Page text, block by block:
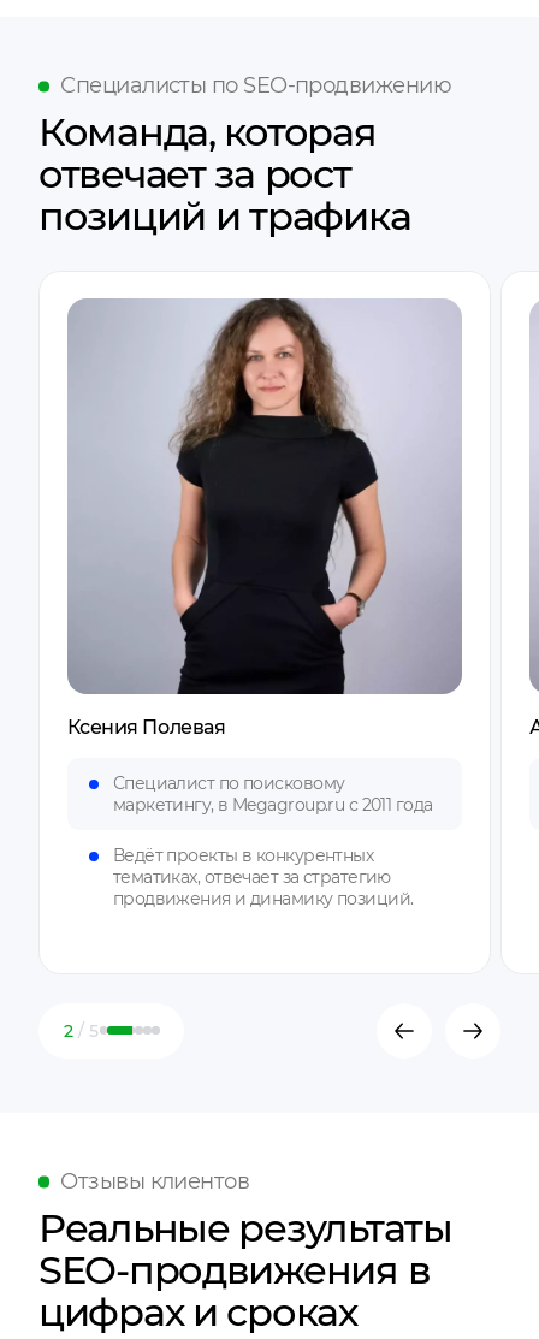
Специалисты по SEO-продвижению
Команда, которая
отвечает за рост
позиций и трафика
Ксения Полевая
Специалист по поисковому
маркетингу, в Megagroup.ru с 2011 года
Ведёт проекты в конкурентных
тематиках, отвечает за стратегию
продвижения и динамику позиций.
2/ 5
Отзывы клиентов
Реальные результаты
SEO-продвижения в
цифрах и сроках
Отправляя форму, Вы принимаете
конфиденциальности